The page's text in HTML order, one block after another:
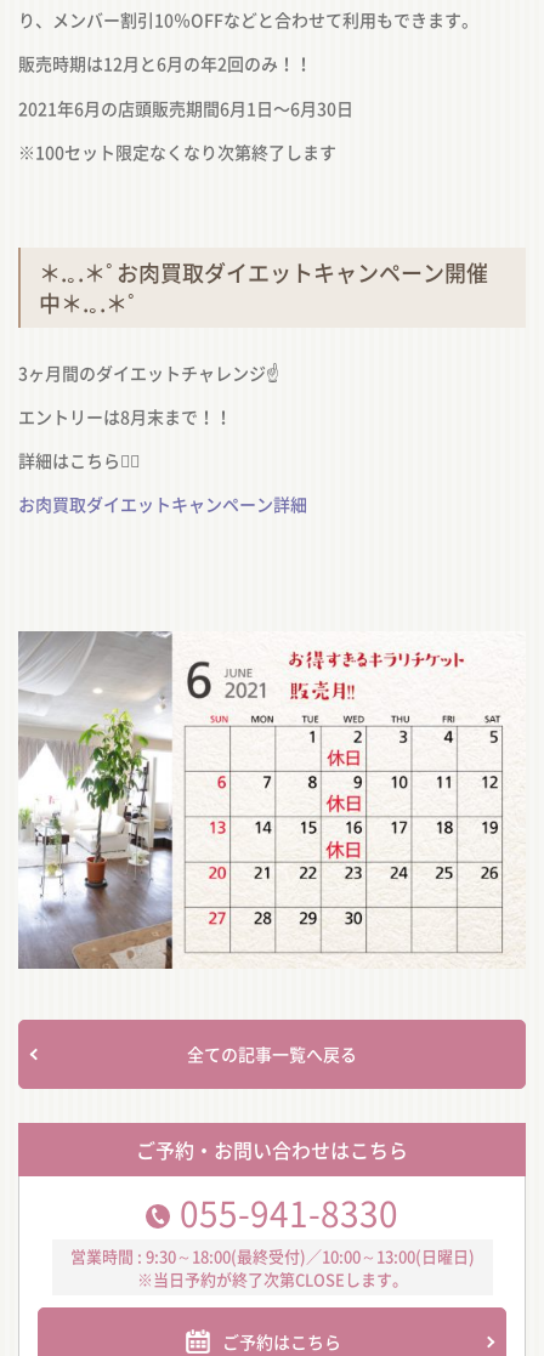
り、メンバー割引10％OFFなどと合わせて利用もできます。
販売時期は12月と6月の年2回のみ！！
2021年6月の店頭販売期間6月1 日〜6月30日
※100セット限定なくなり次第終了します
＊.｡.＊ﾟお肉買取ダイエットキャンペーン開催
中＊.｡.＊ﾟ
3ヶ月間のダイエットチャレンジ☝️
エントリーは8月末まで！！
詳細はこちら💁‍♀️
お肉買取ダイエットキャンペーン詳細
全ての記事一覧へ戻る
ご予約・お問い合わせはこちら
055-941-8330
営業時間 : 9:30～18:00(最終受付)／10:00～13:00(日曜日)
※当日予約が終了次第CLOSEします。
ご予約はこちら